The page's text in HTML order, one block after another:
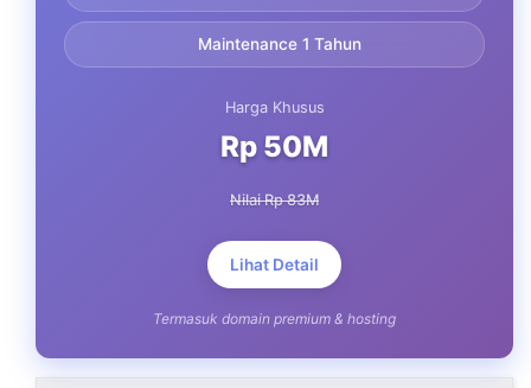
Maintenance 1 Tahun
Harga Khusus
Rp 50M
Nilai Rp 83M
Lihat Detail
Termasuk domain premium & hosting